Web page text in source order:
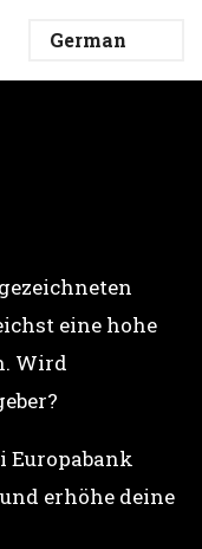
eine hohe
Wird
Europabank
erhöhe deine